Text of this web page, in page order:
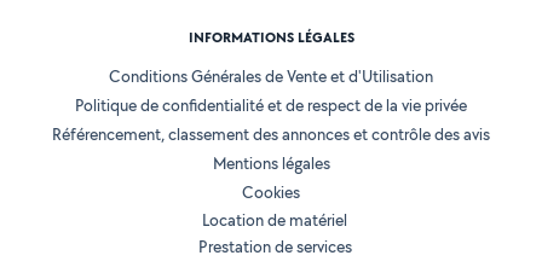
INFORMATIONS LÉGALES
Conditions Générales de Vente et d'Utilisation
Politique de confidentialité et de respect de la vie privée
Référencement, classement des annonces et contrôle des avis
Mentions légales
Cookies
Location de matériel
Prestation de services